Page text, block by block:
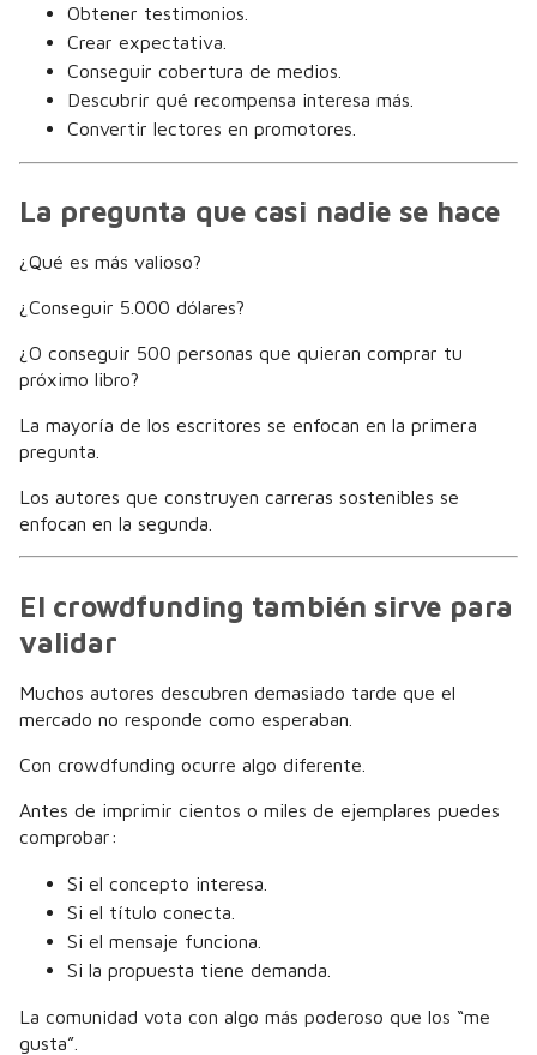
Obtener testimonios.
Crear expectativa.
Conseguir cobertura de medios.
Descubrir qué recompensa interesa más.
Convertir lectores en promotores.
La pregunta que casi nadie se hace
¿Qué es más valioso?
¿Conseguir 5.000 dólares?
¿O conseguir 500 personas que quieran comprar tu
próximo libro?
La mayoría de los escritores se enfocan en la primera
pregunta.
Los autores que construyen carreras sostenibles se
enfocan en la segunda.
El crowdfunding también sirve para
validar
Muchos autores descubren demasiado tarde que el
mercado no responde como esperaban.
Con crowdfunding ocurre algo diferente.
Antes de imprimir cientos o miles de ejemplares puedes
comprobar:
Si el concepto interesa.
Si el título conecta.
Si el mensaje funciona.
Si la propuesta tiene demanda.
La comunidad vota con algo más poderoso que los “me
gusta”.